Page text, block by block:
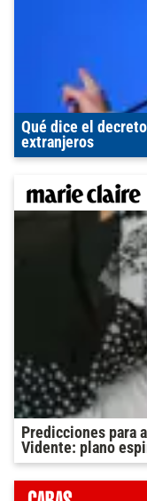
Qué dice el
extranjeros
Predicciones para
Vidente: plano